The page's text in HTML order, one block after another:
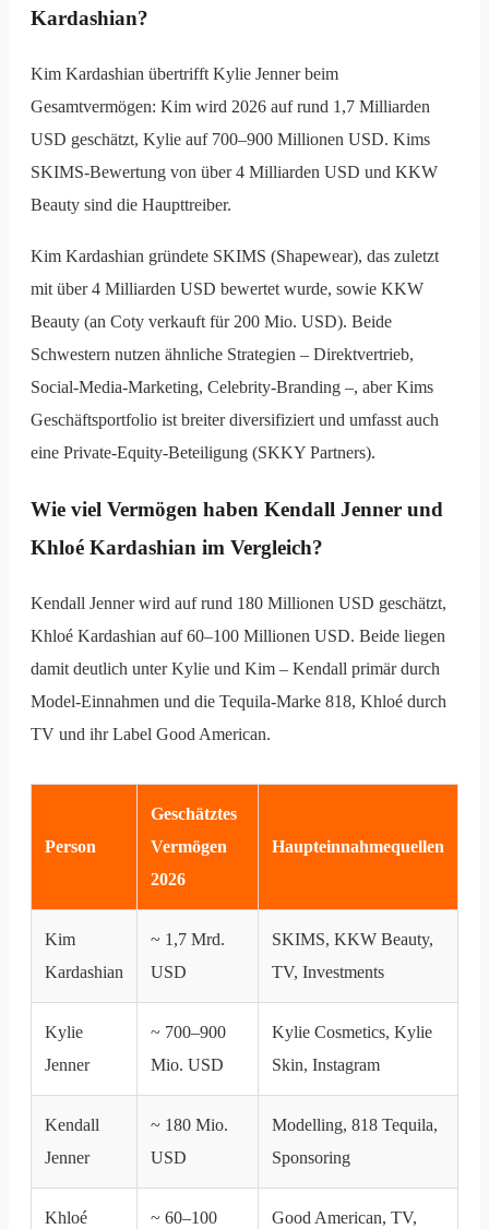
Kardashian?
Kim Kardashian übertrifft Kylie Jenner beim
Gesamtvermögen: Kim wird 2026 auf rund 1,7 Milliarden
USD geschätzt, Kylie auf 700–900 Millionen USD. Kims
SKIMS-Bewertung von über 4 Milliarden USD und KKW
Beauty sind die Haupttreiber.
Kim Kardashian gründete SKIMS (Shapewear), das zuletzt
mit über 4 Milliarden USD bewertet wurde, sowie KKW
Beauty (an Coty verkauft für 200 Mio. USD). Beide
Schwestern nutzen ähnliche Strategien – Direktvertrieb,
Social-Media-Marketing, Celebrity-Branding –, aber Kims
Geschäftsportfolio ist breiter diversifiziert und umfasst auch
eine Private-Equity-Beteiligung (SKKY Partners).
Wie viel Vermögen haben Kendall Jenner und
Khloé Kardashian im Vergleich?
Kendall Jenner wird auf rund 180 Millionen USD geschätzt,
Khloé Kardashian auf 60–100 Millionen USD. Beide liegen
damit deutlich unter Kylie und Kim – Kendall primär durch
Model-Einnahmen und die Tequila-Marke 818, Khloé durch
TV und ihr Label Good American.
Person
Geschätztes
Vermögen
2026
Haupteinnahmequellen
Kim
Kardashian
~ 1,7 Mrd.
USD
SKIMS, KKW Beauty,
TV, Investments
Kylie
Jenner
~ 700–900
Mio. USD
Kylie Cosmetics, Kylie
Skin, Instagram
Kendall
Jenner
~ 180 Mio.
USD
Modelling, 818 Tequila,
Sponsoring
Khloé
~ 60–100
Good American, TV,